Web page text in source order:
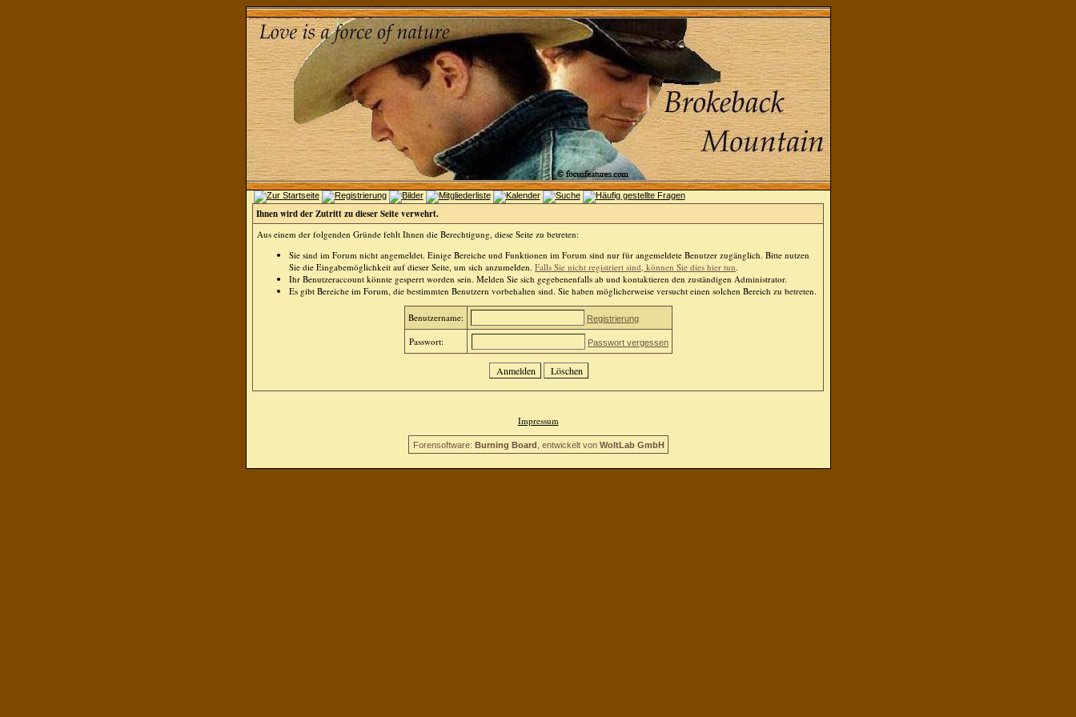
Ihnen wird der Zutritt zu dieser Seite verwehrt.
Aus einem der folgenden Gründe fehlt Ihnen die Berechtigung, diese Seite zu betreten:
Sie sind im Forum nicht angemeldet. Einige Bereiche und Funktionen im Forum sind nur für angemeldete Benutzer zugänglich. Bitte nutzen
Sie die Eingabemöglichkeit auf dieser Seite, um sich anzumelden. Falls Sie nicht registriert sind, können Sie dies hier tun.
Ihr Benutzeraccount könnte gesperrt worden sein. Melden Sie sich gegebenenfalls ab und kontaktieren den zuständigen Administrator.
Es gibt Bereiche im Forum, die bestimmten Benutzern vorbehalten sind. Sie haben möglicherweise versucht einen solchen Bereich zu betreten.
Benutzername: Registrierung
Passwort: Passwort vergessen
Impressum
Forensoftware: Burning Board , entwickelt von WoltLab GmbH